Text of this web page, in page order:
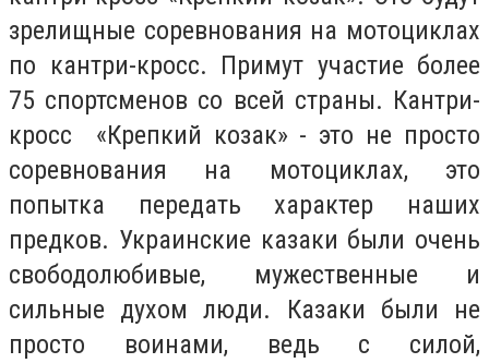
зрелищные соревнования на мотоциклах
по кантри-кросс. Примут участие более
75 спортсменов со всей страны. Кантри-
кросс
«Крепкий козак» - это не просто
соревнования на мотоциклах, это
попытка передать характер наших
предков. Украинские казаки были очень
свободолюбивые, мужественные и
сильные духом люди. Казаки были не
просто воинами, ведь с силой,